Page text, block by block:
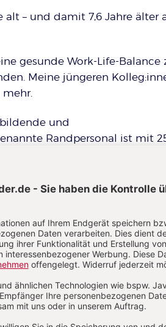
alt – und damit 7,6 Jahre älter
gesunde Work-Life-Balance
Meine jüngeren
mehr.
und
Randpersonal ist mit
mit circa 41,2 Jahren.
Team ist 50 Jahre oder
älteren Kita-Teams in
sind mindestens
Einrichtungen bleiben.
39,1 Jahre alt.
sich auch der
mindestens 7 Jahre jünger